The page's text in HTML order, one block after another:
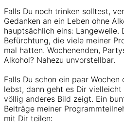
Falls Du noch trinken solltest,
Gedanken an ein Leben ohne
hauptsächlich eins: Langeweile.
Befürchtung, die viele meiner
mal hatten. Wochenenden,
Alkohol? Nahezu unvorstellbar.
Falls Du schon ein paar
lebst, dann geht es Dir vielleicht
völlig anderes Bild zeigt. Ein
Beiträge meiner
mit Dir teilen: